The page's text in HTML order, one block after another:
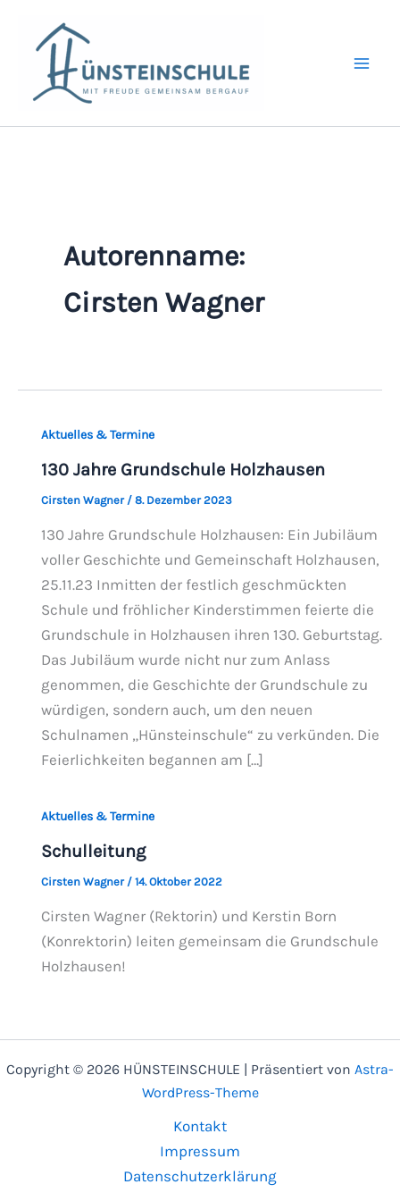
springen
Autorenname:
Cirsten Wagner
Aktuelles & Termine
130 Jahre Grundschule Holzhausen
Cirsten Wagner / 8. Dezember 2023
130 Jahre Grundschule Holzhausen: Ein Jubiläum
voller Geschichte und Gemeinschaft Holzhausen,
25.11.23 Inmitten der festlich geschmückten
Schule und fröhlicher Kinderstimmen feierte die
Grundschule in Holzhausen ihren 130. Geburtstag.
Das Jubiläum wurde nicht nur zum Anlass
genommen, die Geschichte der Grundschule zu
würdigen, sondern auch, um den neuen
Schulnamen „Hünsteinschule“ zu verkünden. Die
Feierlichkeiten begannen am […]
Aktuelles & Termine
Schulleitung
Cirsten Wagner / 14. Oktober 2022
Cirsten Wagner (Rektorin) und Kerstin Born
(Konrektorin) leiten gemeinsam die Grundschule
Holzhausen!
Copyright © 2026 HÜNSTEINSCHULE | Präsentiert von Astra-
WordPress-Theme
Kontakt
Impressum
Datenschutzerklärung